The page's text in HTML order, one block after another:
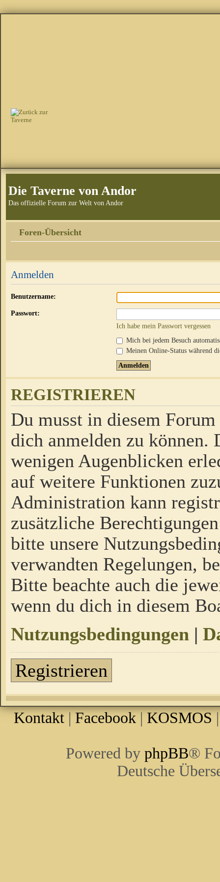
Die Taverne von Andor
Das offizielle Forum zur Welt von Andor
Foren-Übersicht
Anmelden
Benutzername:
Passwort:
Ich habe mein Passwort vergessen
Mich bei jedem Besuch
Meinen Online-Status während
REGISTRIEREN
Du musst in diesem
dich anmelden zu
wenigen Augenblicken
auf weitere Funktionen
Administration kann
zusätzliche
bitte unsere
verwandten Regelungen,
Bitte beachte auch die
wenn du dich in diesem
Nutzungsbedingungen |
Registrieren
Kontakt | Facebook | KOSMOS
Powered by phpBB®
Deutsche